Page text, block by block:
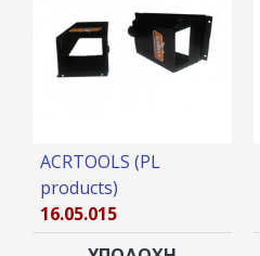
ACRTOOLS (PL
products)
16.05.015